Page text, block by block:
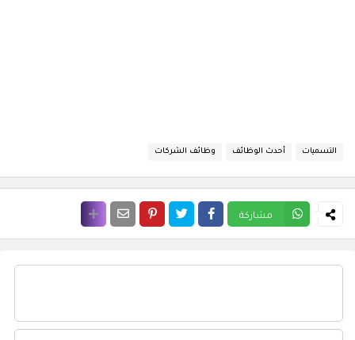
التسميات أحدث الوظائف وظائف الشركات
مشاركة